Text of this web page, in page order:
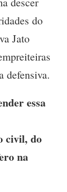
do
Jato
defensiva.
essa
civil, do
na